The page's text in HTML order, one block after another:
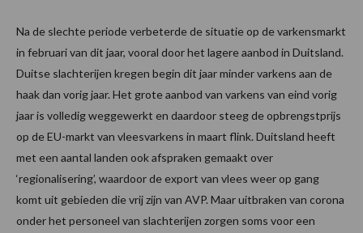
Na de slechte periode verbeterde de situatie op de varkensmarkt
in februari van dit jaar, vooral door het lagere aanbod in Duitsland.
Duitse slachterijen kregen begin dit jaar minder varkens aan de
haak dan vorig jaar. Het grote aanbod van varkens van eind vorig
jaar is volledig weggewerkt en daardoor steeg de opbrengstprijs
op de EU-markt van vleesvarkens in maart flink. Duitsland heeft
met een aantal landen ook afspraken gemaakt over
‘regionalisering’, waardoor de export van vlees weer op gang
komt uit gebieden die vrij zijn van AVP. Maar uitbraken van corona
onder het personeel van slachterijen zorgen soms voor een